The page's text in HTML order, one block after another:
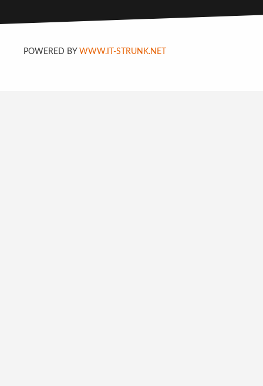
POWERED BY WWW.IT-STRUNK.NET